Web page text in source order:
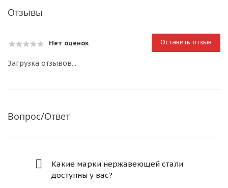
Отзывы
Нет оценок Оставить отзыв
Загрузка отзывов...
Вопрос/Ответ
Какие марки нержавеющей стали
доступны у вас?